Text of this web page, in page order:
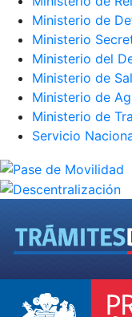
Ministerio de
Ministerio
Ministerio del
Ministerio de
Ministerio de
Ministerio de
Servicio